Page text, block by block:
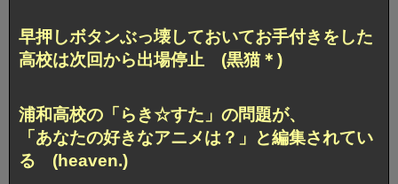
早押しボタンぶっ壊しておいてお手付きをした
高校は次回から出場停止 (黒猫＊)
浦和高校の「らき☆すた」の問題が、
「あなたの好きなアニメは？」と編集されてい
る (heaven.)